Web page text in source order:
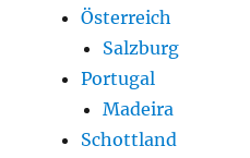
Österreich
Salzburg
Portugal
Madeira
Schottland